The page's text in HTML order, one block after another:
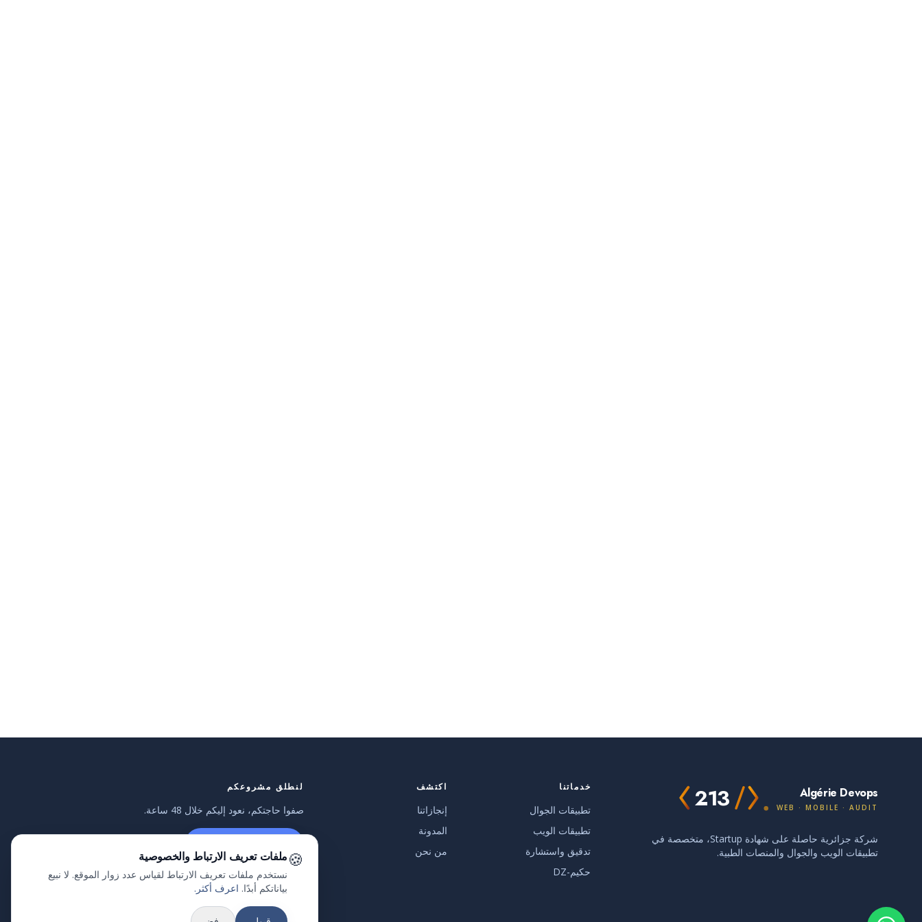
213 Algérie Devops
WEB · MOBILE · AUDIT
شركة جزائرية حاصلة على شهادة Startup، متخصصة في
تطبيقات الويب والجوال والمنصات الطبية.
خدماتنا
تطبيقات الجوال
تطبيقات الويب
تدقيق واستشارة
حكيم-DZ
اكتشف
إنجازاتنا
المدونة
من نحن
لنطلق مشروعكم
صفوا حاجتكم، نعود إليكم خلال 48 ساعة.
🍪ملفات تعريف الارتباط والخصوصية
نستخدم ملفات تعريف الارتباط لقياس عدد زوار الموقع. لا نبيع
بياناتكم أبدًا. اعرف أكثر.